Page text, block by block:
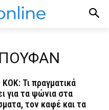
Τι πραγματικά
για τα ψώνια στα
τον καφέ και τα